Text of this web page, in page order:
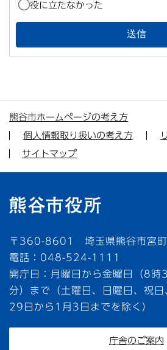
役に立たなかった
熊谷市ホームページの考え方
個人情報取り扱いの考え方
サイトマップ
〒360-8601 埼玉県熊谷市宮町
電話：048-524-1111
開庁日：月曜日から金曜日（8
分）まで（土曜日、日曜日、祝
29日から1月3日までを除く）
庁舎のご案内